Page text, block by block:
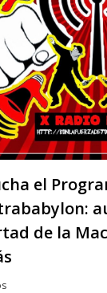
el
de la